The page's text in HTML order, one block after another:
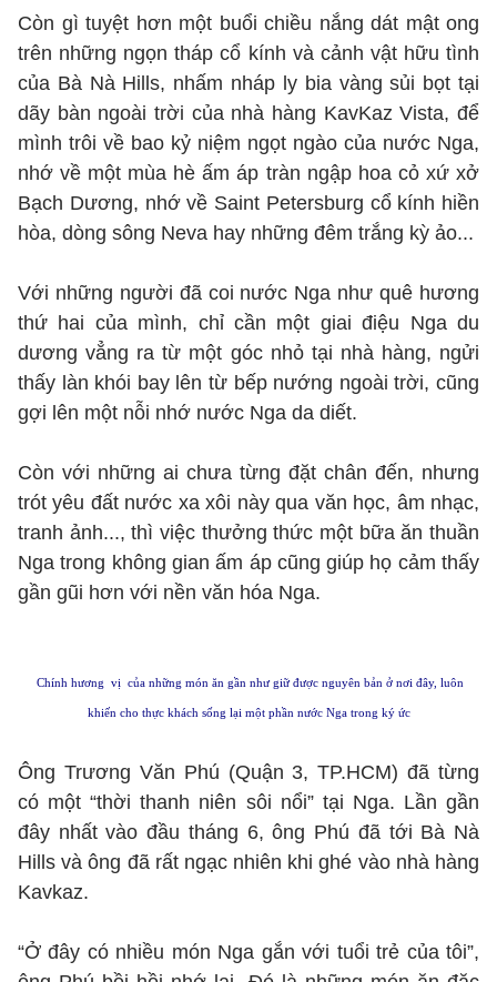
Còn gì tuyệt hơn một buổi chiều nắng dát mật ong
trên những ngọn tháp cổ kính và cảnh vật hữu tình
của Bà Nà Hills, nhấm nháp ly bia vàng sủi bọt tại
dãy bàn ngoài trời của nhà hàng KavKaz Vista, để
mình trôi về bao kỷ niệm ngọt ngào của nước Nga,
nhớ về một mùa hè ấm áp tràn ngập hoa cỏ xứ xở
Bạch Dương, nhớ về Saint Petersburg cổ kính hiền
hòa, dòng sông Neva hay những đêm trắng kỳ ảo...
Với những người đã coi nước Nga như quê hương
thứ hai của mình, chỉ cần một giai điệu Nga du
dương vẳng ra từ một góc nhỏ tại nhà hàng, ngửi
thấy làn khói bay lên từ bếp nướng ngoài trời, cũng
gợi lên một nỗi nhớ nước Nga da diết.
Còn với những ai chưa từng đặt chân đến, nhưng
trót yêu đất nước xa xôi này qua văn học, âm nhạc,
tranh ảnh..., thì việc thưởng thức một bữa ăn thuần
Nga trong không gian ấm áp cũng giúp họ cảm thấy
gần gũi hơn với nền văn hóa Nga.
Chính hương vị của những món ăn gần như giữ được nguyên bản ở nơi đây, luôn
khiến cho thực khách sống lại một phần nước Nga trong ký ức
Ông Trương Văn Phú (Quận 3, TP.HCM) đã từng
có một “thời thanh niên sôi nổi” tại Nga. Lần gần
đây nhất vào đầu tháng 6, ông Phú đã tới Bà Nà
Hills và ông đã rất ngạc nhiên khi ghé vào nhà hàng
Kavkaz.
“Ở đây có nhiều món Nga gắn với tuổi trẻ của tôi”,